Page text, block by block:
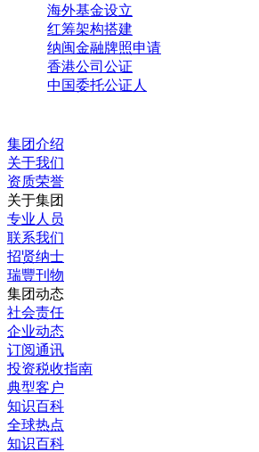
海外基金设立
红筹架构搭建
纳闽金融牌照申请
香港公司公证
中国委托公证人
集团介绍
关于我们
资质荣誉
关于集团
专业人员
联系我们
招贤纳士
瑞豐刊物
集团动态
社会责任
企业动态
订阅通讯
投资税收指南
典型客户
知识百科
全球热点
知识百科